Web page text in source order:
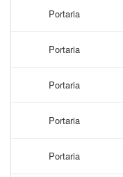
Portaria
Portaria
Portaria
Portaria
Portaria